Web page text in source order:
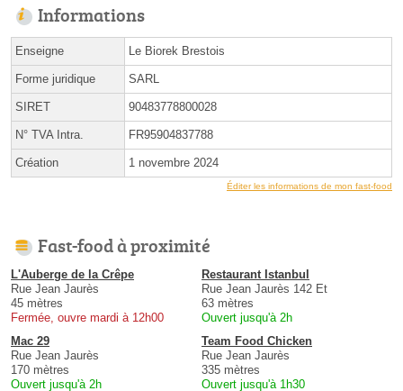
Informations
Enseigne Le Biorek Brestois
Forme juridique SARL
SIRET 90483778800028
N° TVA Intra. FR95904837788
Création 1 novembre 2024
Éditer les informations de mon fast-food
Fast-food à proximité
L'Auberge de la Crêpe
Rue Jean Jaurès
45 mètres
Fermée, ouvre mardi à 12h00
Restaurant Istanbul
Rue Jean Jaurès 142 Et
63 mètres
Ouvert jusqu'à 2h
Mac 29
Rue Jean Jaurès
170 mètres
Ouvert jusqu'à 2h
Team Food Chicken
Rue Jean Jaurès
335 mètres
Ouvert jusqu'à 1h30